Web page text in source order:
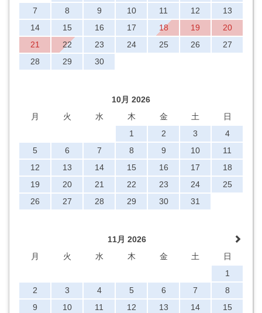
7 8 9 10 11 12
13
14
15 16 17 18 19
20
21
22 23 24 25 26
27
28
29 30
10月 2026
月
火 水 木 金 土
日
1
2 3
4
5
6 7 8 9 10
11
12
13 14 15 16 17
18
19
20 21 22 23 24
25
26
27 28 29 30 31
11月 2026
月
火 水 木 金 土
日
1
2
3 4 5 6 7
8
9
10 11 12 13 14
15